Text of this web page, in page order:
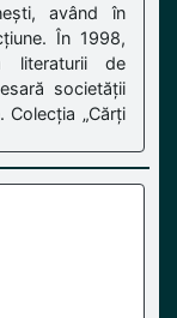
având în
În 1998,
literaturii de
societății
Colecția „Cărți